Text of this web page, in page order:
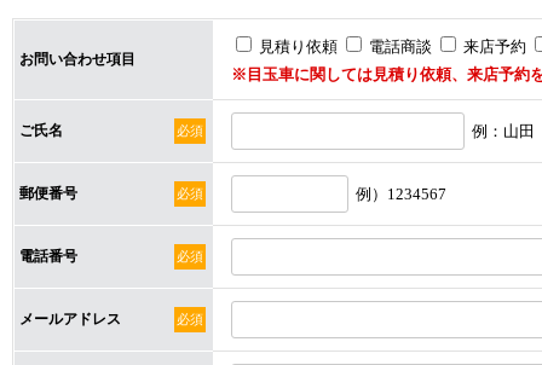
お問い合わせ項目
見積り依頼 電話商談
来店予約
※目玉車に関しては見積り依頼、来店予約
ご氏名 必須 例：山
郵便番号 必須 例）1234567
電話番号 必須
メールアドレス 必須